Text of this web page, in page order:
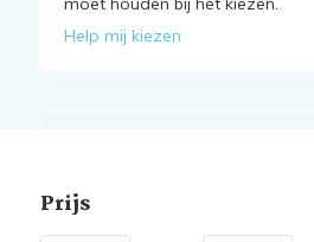
Help mij kiezen
Prijs